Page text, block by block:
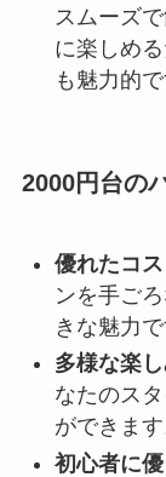
スムーズ
に楽しめ
も魅力的で
2000円台の
優れたコ
ンを手ご
きな魅力で
多様な楽
なたのス
ができます
初心者に